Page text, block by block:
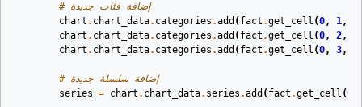
# إضافة فئات جديدة
chart . chart_data. categories .add ( fact .get_cell (0, 1,
chart . chart_data. categories .add ( fact .get_cell (0, 2,
chart . chart_data. categories .add ( fact .get_cell (0, 3,
# إضافة سلسلة جديدة
series = chart . chart_data. series .add ( fact .get_cell (0